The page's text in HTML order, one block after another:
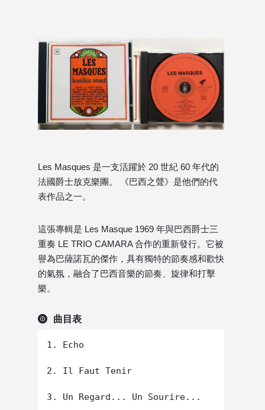
Les Masques 是一支活躍於 20 世紀 60 年代的
法國爵士放克樂團。 《巴西之聲》是他們的代
表作品之一。
這張專輯是 Les Masque 1969 年與巴西爵士三
重奏 LE TRIO CAMARA 合作的重新發行。它被
譽為巴薩諾瓦的傑作，具有獨特的節奏感和歡快
的氣氛，融合了巴西音樂的節奏、旋律和打擊
樂。
曲目表
1. Echo
2. Il Faut Tenir
3. Un Regard... Un Sourire...